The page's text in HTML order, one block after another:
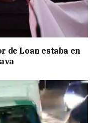
de Loan estaba en